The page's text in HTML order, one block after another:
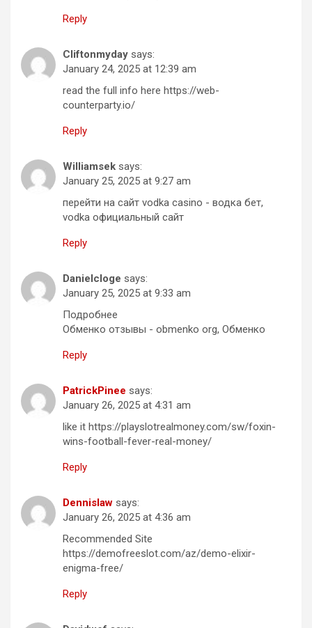
Reply
Cliftonmyday says:
January 24, 2025 at 12:39 am
read the full info here https://web-
counterparty.io/
Reply
Williamsek says:
January 25, 2025 at 9:27 am
перейти на сайт vodka casino - водка бет,
vodka официальный сайт
Reply
Danielcloge says:
January 25, 2025 at 9:33 am
Подробнее
Обменко отзывы - obmenko org, Обменко
Reply
PatrickPinee says:
January 26, 2025 at 4:31 am
like it https://playslotrealmoney.com/sw/foxin-
wins-football-fever-real-money/
Reply
Dennislaw says:
January 26, 2025 at 4:36 am
Recommended Site
https://demofreeslot.com/az/demo-elixir-
enigma-free/
Reply